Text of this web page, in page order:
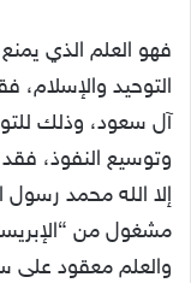
فهو العلم الذي
التوحيد والإسلام،
آل سعود، وذلك
وتوسيع النفوذ،
إلا الله محمد رسول
مشغول من “الإبريسم
والعلم معقود على